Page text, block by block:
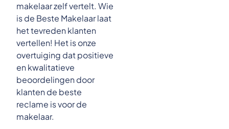
makelaar zelf vertelt. Wie
is de Beste Makelaar laat
het tevreden klanten
vertellen! Het is onze
overtuiging dat positieve
en kwalitatieve
beoordelingen door
klanten de beste
reclame is voor de
makelaar.